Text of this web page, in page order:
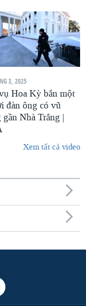
3, 2025
Hoa Kỳ bắn một
đàn ông có vũ
gần Nhà Trắng |
Xem tất cả video